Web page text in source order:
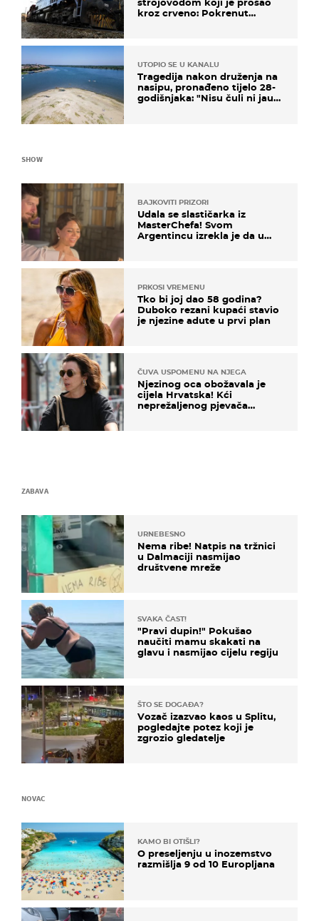
kroz crveno: Pokrenut
UTOPIO SE U KANALU
Tragedija nakon druženja na
nasipu, pronađeno tijelo 28-
godišnjaka: "Nisu čuli ni jauk
SHOW
BAJKOVITI PRIZORI
Udala se slastičarka iz
MasterChefa! Svom
Argentincu izrekla je da u
PRKOSI VREMENU
Tko bi joj dao 58 godina?
Duboko rezani kupaći stavio
je njezine adute u prvi plan
ČUVA USPOMENU NA NJEGA
Njezinog oca obožavala je
cijela Hrvatska! Kći
neprežaljenog pjevača
ZABAVA
URNEBESNO
Nema ribe! Natpis na tržnici
u Dalmaciji nasmijao
društvene mreže
SVAKA ČAST!
"Pravi dupin!" Pokušao
naučiti mamu skakati na
glavu i nasmijao cijelu regiju
ŠTO SE DOGAĐA?
Vozač izazvao kaos u Splitu,
pogledajte potez koji je
zgrozio gledatelje
NOVAC
KAMO BI OTIŠLI?
O preseljenju u inozemstvo
razmišlja 9 od 10 Europljana